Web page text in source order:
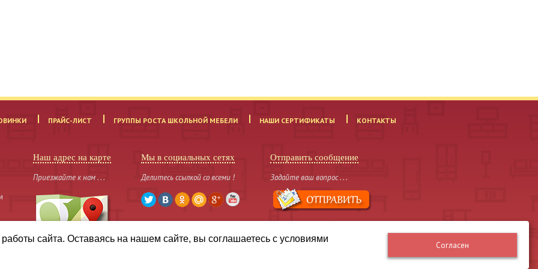
ПРАЙС-ЛИСТ ГРУППЫ РОСТА ШКОЛЬНОЙ МЕБЕЛИ НАШИ СЕРТИФИКАТЫ КОНТАКТЫ
Наш адрес на карте
Приезжайте к нам . . .
Мы в социальных сетях
Делитесь ссылкой со всеми !
Отправить сообщение
Задайте ваш вопрос . . .
сайта. Оставаясь на нашем сайте, вы соглашаетесь с условиями
Согласен